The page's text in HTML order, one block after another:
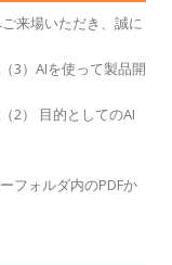
ご来場いただき、誠に
3）AIを使って製品開
2） 目的としてのAI
フォルダ内のPDFか